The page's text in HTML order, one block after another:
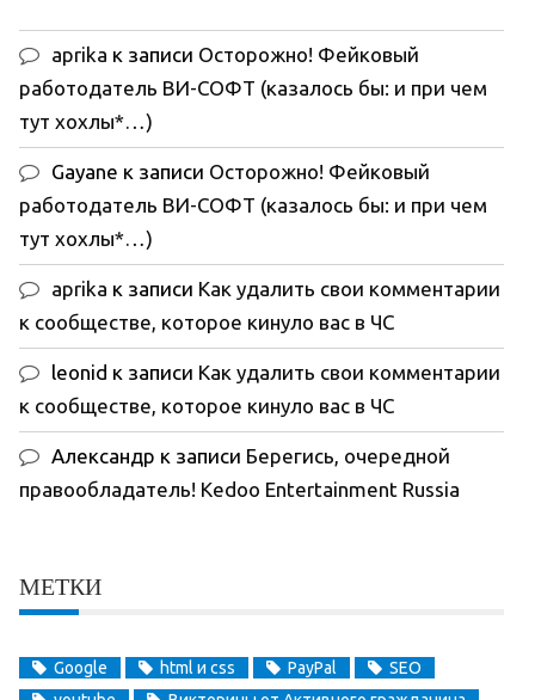
aprika к записи Осторожно! Фейковый
работодатель ВИ-СОФТ (казалось бы: и при чем
тут хохлы*…)
Gayane к записи Осторожно! Фейковый
работодатель ВИ-СОФТ (казалось бы: и при чем
тут хохлы*…)
aprika к записи Как удалить свои комментарии
к сообществе, которое кинуло вас в ЧС
leonid к записи Как удалить свои комментарии
к сообществе, которое кинуло вас в ЧС
Александр к записи Берегись, очередной
правообладатель! Kedoo Entertainment Russia
МЕТКИ
Google html и css PayPal
SEO